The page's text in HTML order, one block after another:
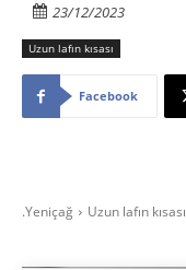
23/12/2023
Uzun lafın kısası
Facebook
.Yeniçağ Uzun lafın kısası